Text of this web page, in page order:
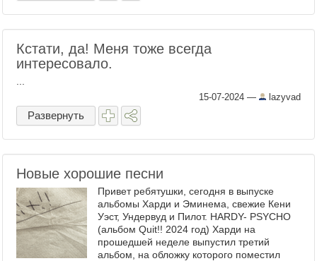
Кстати, да! Меня тоже всегда
интересовало.
15-07-2024 — lazyvad
Развернуть
Новые хорошие песни
Привет ребятушки, сегодня в выпуске
альбомы Харди и Эминема, свежие Кени
Уэст, Ундервуд и Пилот. HARDY- PSYCHO
(альбом Quit!! 2024 год) Харди на
прошедшей неделе выпустил третий
альбом, на обложку которого поместил